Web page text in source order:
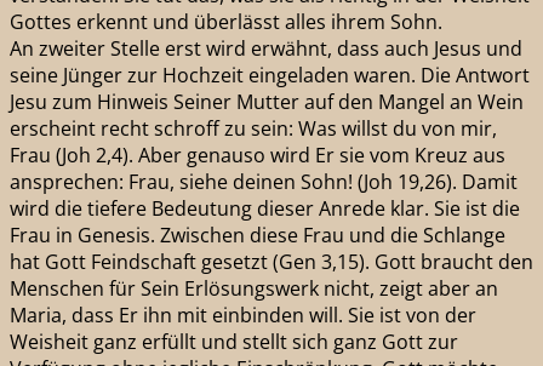
Gottes erkennt und überlässt alles ihrem Sohn.
An zweiter Stelle erst wird erwähnt, dass auch Jesus und
seine Jünger zur Hochzeit eingeladen waren. Die Antwort
Jesu zum Hinweis Seiner Mutter auf den Mangel an Wein
erscheint recht schroff zu sein: Was willst du von mir,
Frau (Joh 2,4). Aber genauso wird Er sie vom Kreuz aus
ansprechen: Frau, siehe deinen Sohn! (Joh 19,26). Damit
wird die tiefere Bedeutung dieser Anrede klar. Sie ist die
Frau in Genesis. Zwischen diese Frau und die Schlange
hat Gott Feindschaft gesetzt (Gen 3,15). Gott braucht den
Menschen für Sein Erlösungswerk nicht, zeigt aber an
Maria, dass Er ihn mit einbinden will. Sie ist von der
Weisheit ganz erfüllt und stellt sich ganz Gott zur